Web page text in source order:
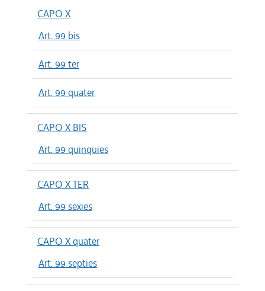
CAPO X
Art. 99 bis
Art. 99 ter
Art. 99 quater
CAPO X BIS
Art. 99 quinquies
CAPO X TER
Art. 99 sexies
CAPO X quater
Art. 99 septies